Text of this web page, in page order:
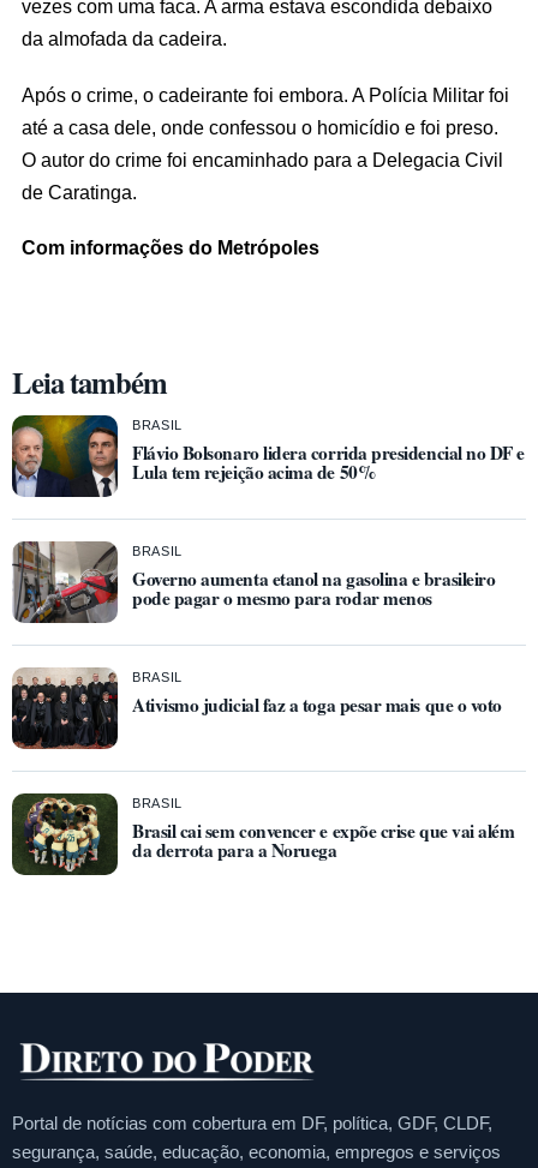
vezes com uma faca. A arma estava escondida debaixo
da almofada da cadeira.
Após o crime, o cadeirante foi embora. A Polícia Militar foi
até a casa dele, onde confessou o homicídio e foi preso.
O autor do crime foi encaminhado para a Delegacia Civil
de Caratinga.
Com informações do Metrópoles
Leia também
BRASIL
Flávio Bolsonaro lidera corrida presidencial no DF e
Lula tem rejeição acima de 50%
BRASIL
Governo aumenta etanol na gasolina e brasileiro
pode pagar o mesmo para rodar menos
BRASIL
Ativismo judicial faz a toga pesar mais que o voto
BRASIL
Brasil cai sem convencer e expõe crise que vai além
da derrota para a Noruega
Portal de notícias com cobertura em DF, política, GDF, CLDF,
segurança, saúde, educação, economia, empregos e serviços